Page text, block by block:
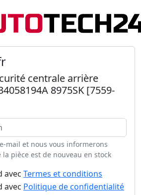
centrale arrière
8975SK [7559-
mail et nous vous informerons
pièce est de nouveau en stock
avec Termes et conditions
avec Politique de confidentialité